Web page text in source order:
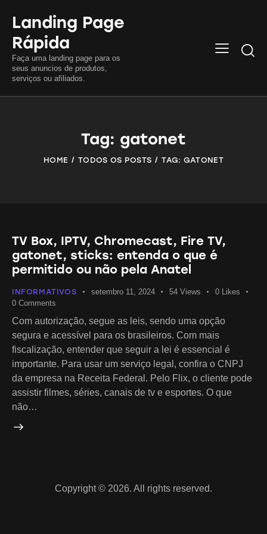
Landing Page
Rápida
Faça uma landing page para os
seus anuncios de produtos,
serviços ou afiliados.
Tag: gatonet
HOME TODOS OS POSTS TAG: GATONET
TV Box, IPTV, Chromecast, Fire TV,
gatonet, sticks: entenda o que é
permitido ou não pela Anatel
INFORMATIVOS setembro 11, 2024 54 Views 0
Likes
0 Comments
Com autorização, segue as leis, sendo uma opção
segura e acessível para os brasileiros. Com mais
fiscalização, entender que seguir a lei é essencial é
importante. Para usar um serviço legal, confira o CNPJ
da empresa na Receita Federal. Pelo Flix, o cliente pode
assistir filmes, séries, canais de tv e esportes. O que
não…
Copyright © 2026. All rights reserved.